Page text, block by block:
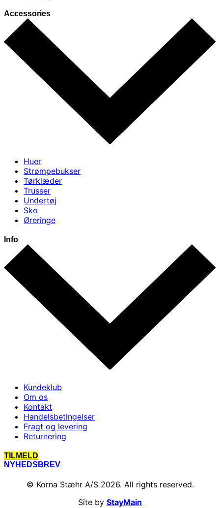
Accessories
Huer
Strømpebukser
Tørklæder
Trusser
Undertøj
Sko
Øreringe
Info
Kundeklub
Om os
Kontakt
Handelsbetingelser
Fragt og levering
Returnering
TILMELD
NYHEDSBREV
© Korna Stæhr A/S 2026. All rights reserved.
Site by StayMain